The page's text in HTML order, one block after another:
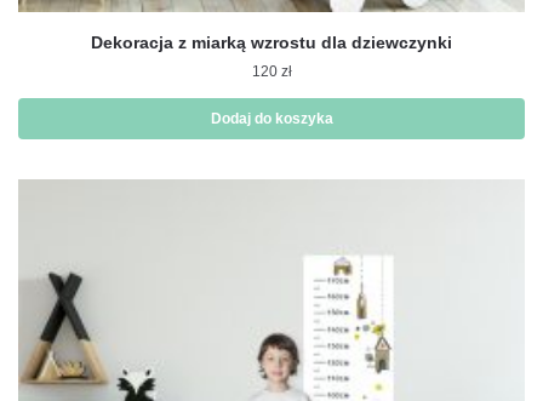
Dekoracja z miarką wzrostu dla dziewczynki
120 zł
Dodaj do koszyka